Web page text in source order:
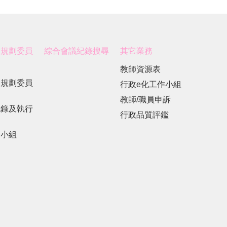
劃委員
劃委員
及執行
組
綜合會議紀錄搜尋 其它業務
教師資源表
行政e化工作小組
教師/職員申訴
行政品質評鑑